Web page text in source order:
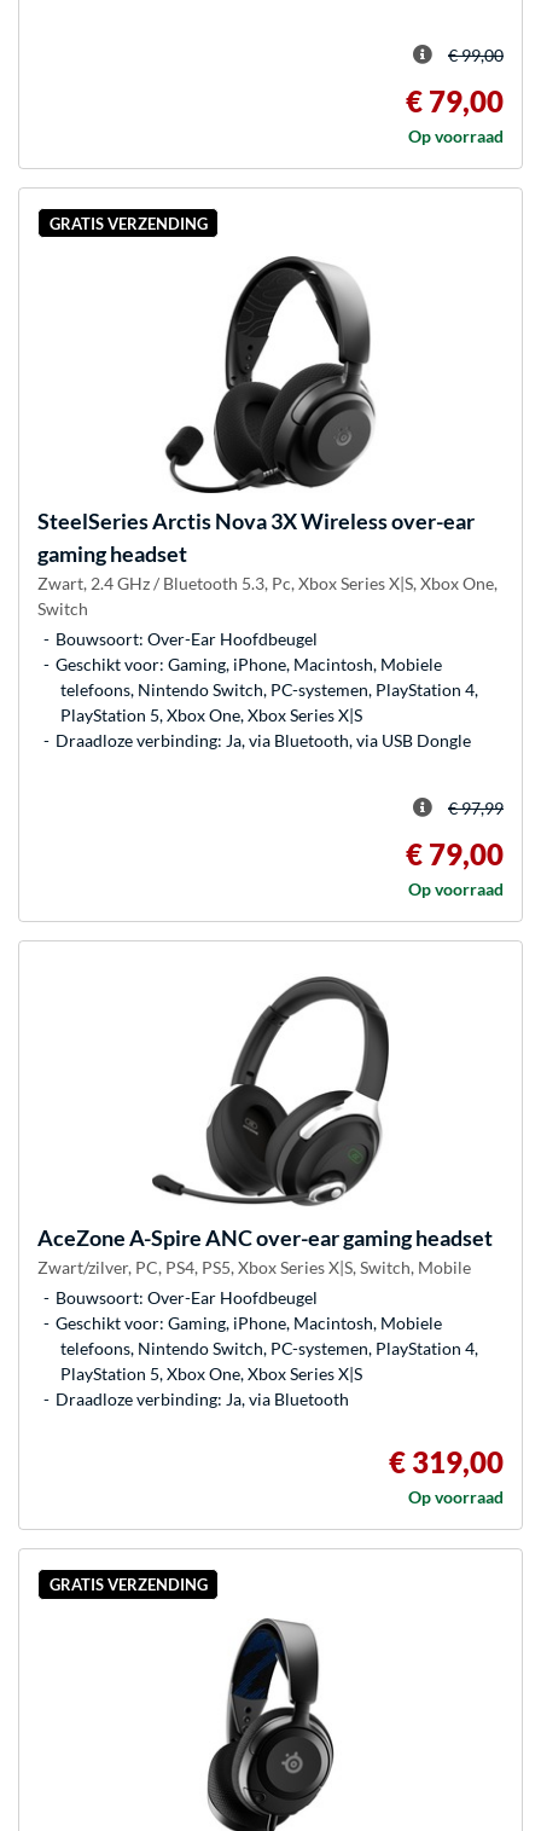
€ 99,00
€ 79,00
Op voorraad
GRATIS VERZENDING
SteelSeriesArctis Nova 3X Wireless over-ear
gaming headset
Zwart, 2.4 GHz / Bluetooth 5.3, Pc, Xbox Series X|S, Xbox One,
Switch
Bouwsoort: Over-Ear Hoofdbeugel
Geschikt voor: Gaming, iPhone, Macintosh, Mobiele
telefoons, Nintendo Switch, PC-systemen, PlayStation 4,
PlayStation 5, Xbox One, Xbox Series X|S
Draadloze verbinding: Ja, via Bluetooth, via USB Dongle
€ 97,99
€ 79,00
Op voorraad
AceZoneA-Spire ANC over-ear gaming headset
Zwart/zilver, PC, PS4, PS5, Xbox Series X|S, Switch, Mobile
Bouwsoort: Over-Ear Hoofdbeugel
Geschikt voor: Gaming, iPhone, Macintosh, Mobiele
telefoons, Nintendo Switch, PC-systemen, PlayStation 4,
PlayStation 5, Xbox One, Xbox Series X|S
Draadloze verbinding: Ja, via Bluetooth
€ 319,00
Op voorraad
GRATIS VERZENDING